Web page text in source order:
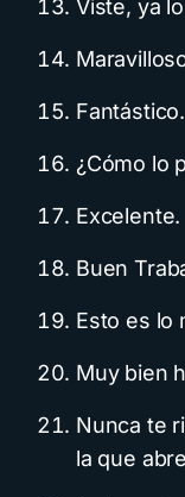
Viste, ya
Fantástico.
¿Cómo lo
Excelente.
Buen
Esto es lo
Muy bien
Nunca te
la que